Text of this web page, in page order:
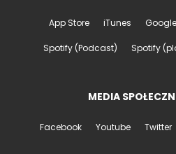
App Store iTunes
Spotify (Podcast) Spotify
MEDIA
Facebook Youtube Twitter